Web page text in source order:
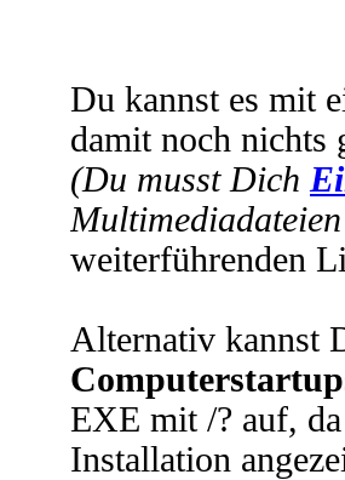
Du kannst es mit
damit noch nichts
(Du musst Dich
weiterführenden
Alternativ kannst
EXE mit /? auf,
Installation